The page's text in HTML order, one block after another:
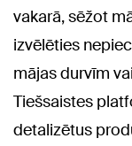
vakarā, sēžot
izvēlēties
mājas durvīm
Tiešsaistes
detalizētus